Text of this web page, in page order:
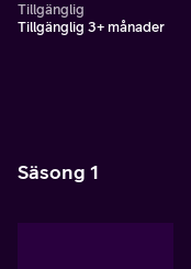
Tillgänglig
Tillgänglig 3+ månader
Säsong 1